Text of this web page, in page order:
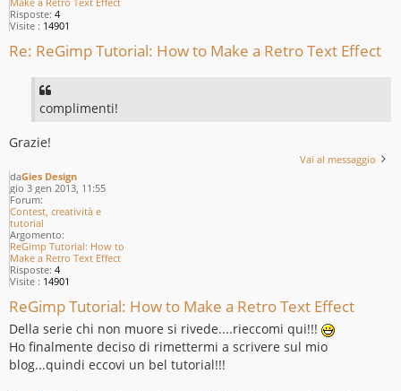
Risposte: 4
Visite : 14901
Re: ReGimp Tutorial: How to Make a Retro Text Effect
complimenti!
Grazie!
Vai al messaggio
daGies Design
gio 3 gen 2013, 11:55
Forum:
Contest, creatività e
tutorial
Argomento:
ReGimp Tutorial: How to
Make a Retro Text Effect
Risposte: 4
Visite : 14901
ReGimp Tutorial: How to Make a Retro Text Effect
Della serie chi non muore si rivede....rieccomi qui!!!
Ho finalmente deciso di rimettermi a scrivere sul mio
blog...quindi eccovi un bel tutorial!!!